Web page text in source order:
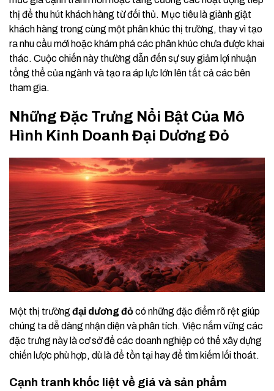
thị để thu hút khách hàng từ đối thủ. Mục tiêu là giành giật
khách hàng trong cùng một phân khúc thị trường, thay vì tạo
ra nhu cầu mới hoặc khám phá các phân khúc chưa được khai
thác. Cuộc chiến này thường dẫn đến sự suy giảm lợi nhuận
tổng thể của ngành và tạo ra áp lực lớn lên tất cả các bên
tham gia.
Những Đặc Trưng Nổi Bật Của Mô
Hình Kinh Doanh Đại Dương Đỏ
Một thị trường đại dương đỏcó những đặc điểm rõ rệt giúp
chúng ta dễ dàng nhận diện và phân tích. Việc nắm vững các
đặc trưng này là cơ sở để các doanh nghiệp có thể xây dựng
chiến lược phù hợp, dù là để tồn tại hay để tìm kiếm lối thoát.
Cạnh tranh khốc liệt về giá và sản phẩm